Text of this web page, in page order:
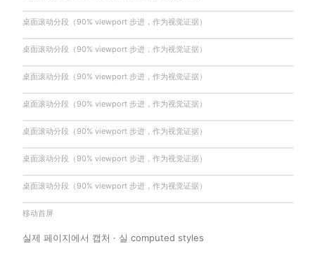
桌面滚动分段（90% viewport 步进，作为视觉证据）
桌面滚动分段（90% viewport 步进，作为视觉证据）
桌面滚动分段（90% viewport 步进，作为视觉证据）
桌面滚动分段（90% viewport 步进，作为视觉证据）
桌面滚动分段（90% viewport 步进，作为视觉证据）
桌面滚动分段（90% viewport 步进，作为视觉证据）
桌面滚动分段（90% viewport 步进，作为视觉证据）
移动首屏
실제 페이지에서 캡처 · 실 computed styles